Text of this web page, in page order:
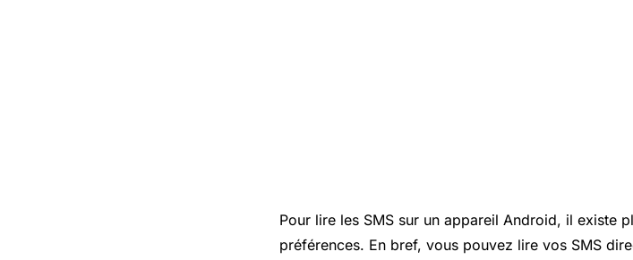
Pour lire les SMS sur un appareil Android, il existe
préférences. En bref, vous pouvez lire vos SMS